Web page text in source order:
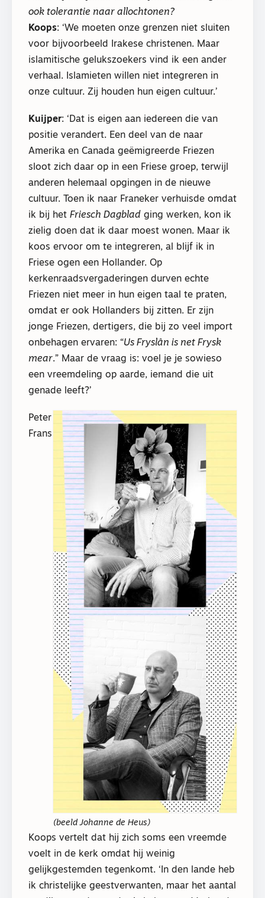
ook tolerantie naar allochtonen?
Koops: ‘We moeten onze grenzen niet sluiten
voor bijvoorbeeld Irakese christenen. Maar
islamitische gelukszoekers vind ik een ander
verhaal. Islamieten willen niet integreren in
onze cultuur. Zij houden hun eigen cultuur.’
Kuijper: ‘Dat is eigen aan iedereen die van
positie verandert. Een deel van de naar
Amerika en Canada geëmigreerde Friezen
sloot zich daar op in een Friese groep, terwijl
anderen helemaal opgingen in de nieuwe
cultuur. Toen ik naar Franeker verhuisde omdat
ik bij het Friesch Dagblad ging werken, kon ik
zielig doen dat ik daar moest wonen. Maar ik
koos ervoor om te integreren, al blijf ik in
Friese ogen een Hollander. Op
kerkenraadsvergaderingen durven echte
Friezen niet meer in hun eigen taal te praten,
omdat er ook Hollanders bij zitten. Er zijn
jonge Friezen, dertigers, die bij zo veel import
onbehagen ervaren: “Us Fryslân is net Frysk
mear.” Maar de vraag is: voel je je sowieso
een vreemdeling op aarde, iemand die uit
genade leeft?’
(beeld Johanne de Heus)
Peter
Frans
Koops vertelt dat hij zich soms een vreemde
voelt in de kerk omdat hij weinig
gelijkgestemden tegenkomt. ‘In den lande heb
ik christelijke geestverwanten, maar het aantal